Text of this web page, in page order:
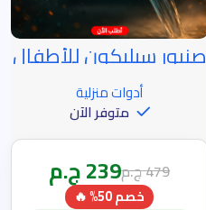
خصم الساعة الذهبية
صنبور سيليكون للأطفال
أدوات منزلية
متوفر الآن
479ج.م239ج.م
خصم 50% 🔥